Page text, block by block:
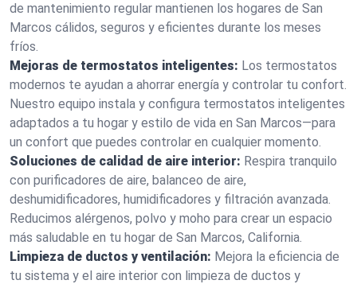
de mantenimiento regular mantienen los hogares de San
Marcos cálidos, seguros y eficientes durante los meses
fríos.
Mejoras de termostatos inteligentes: Los termostatos
modernos te ayudan a ahorrar energía y controlar tu confort.
Nuestro equipo instala y configura termostatos inteligentes
adaptados a tu hogar y estilo de vida en San Marcos—para
un confort que puedes controlar en cualquier momento.
Soluciones de calidad de aire interior: Respira tranquilo
con purificadores de aire, balanceo de aire,
deshumidificadores, humidificadores y filtración avanzada.
Reducimos alérgenos, polvo y moho para crear un espacio
más saludable en tu hogar de San Marcos, California.
Limpieza de ductos y ventilación: Mejora la eficiencia de
tu sistema y el aire interior con limpieza de ductos y